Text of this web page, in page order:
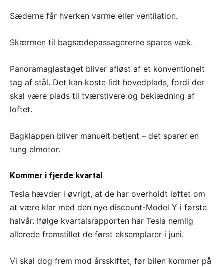
Sæderne får hverken varme eller ventilation.
Skærmen til bagsædepassagererne spares væk.
Panoramaglastaget bliver afløst af et konventionelt
tag af stål. Det kan koste lidt hovedplads, fordi der
skal være plads til tværstivere og beklædning af
loftet.
Bagklappen bliver manuelt betjent – det sparer en
tung elmotor.
Kommer i fjerde kvartal
Tesla hævder i øvrigt, at de har overholdt løftet om
at være klar med den nye discount-Model Y i første
halvår. Ifølge kvartalsrapporten har Tesla nemlig
allerede fremstillet de først eksemplarer i juni.
Vi skal dog frem mod årsskiftet, før bilen kommer på